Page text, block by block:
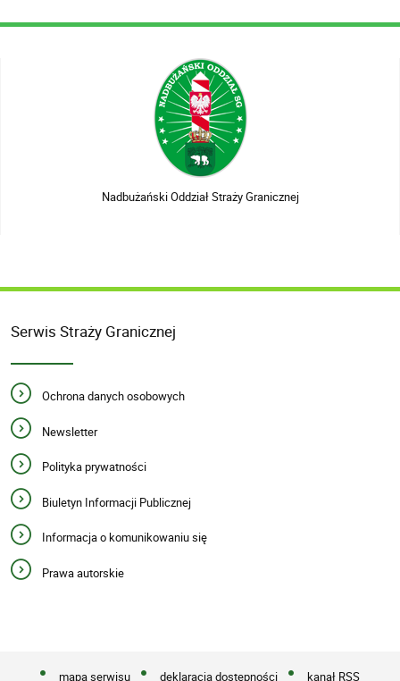
Nadbużański Oddział Straży Granicznej
Serwis Straży Granicznej
Ochrona danych osobowych
Newsletter
Polityka prywatności
Biuletyn Informacji Publicznej
Informacja o komunikowaniu się
Prawa autorskie
mapa serwisu deklaracja dostępności kanał RSS